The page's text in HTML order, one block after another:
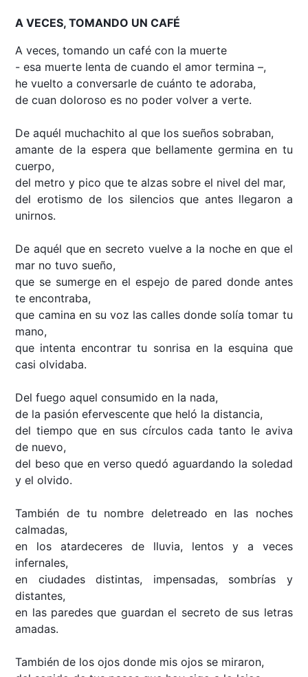
A VECES, TOMANDO UN CAFÉ
A veces, tomando un café con la muerte
- esa muerte lenta de cuando el amor termina –,
he vuelto a conversarle de cuánto te adoraba,
de cuan doloroso es no poder volver a verte.
De aquél muchachito al que los sueños sobraban,
amante de la espera que bellamente germina en tu
cuerpo,
del metro y pico que te alzas sobre el nivel del mar,
del erotismo de los silencios que antes llegaron a
unirnos.
De aquél que en secreto vuelve a la noche en que el
mar no tuvo sueño,
que se sumerge en el espejo de pared donde antes
te encontraba,
que camina en su voz las calles donde solía tomar tu
mano,
que intenta encontrar tu sonrisa en la esquina que
casi olvidaba.
Del fuego aquel consumido en la nada,
de la pasión efervescente que heló la distancia,
del tiempo que en sus círculos cada tanto le aviva
de nuevo,
del beso que en verso quedó aguardando la soledad
y el olvido.
También de tu nombre deletreado en las noches
calmadas,
en los atardeceres de lluvia, lentos y a veces
infernales,
en ciudades distintas, impensadas, sombrías y
distantes,
en las paredes que guardan el secreto de sus letras
amadas.
También de los ojos donde mis ojos se miraron,